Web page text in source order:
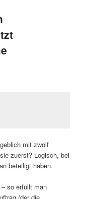
mit zwölf
zuerst? Logisch, bei
beteiligt haben.
so erfüllt man